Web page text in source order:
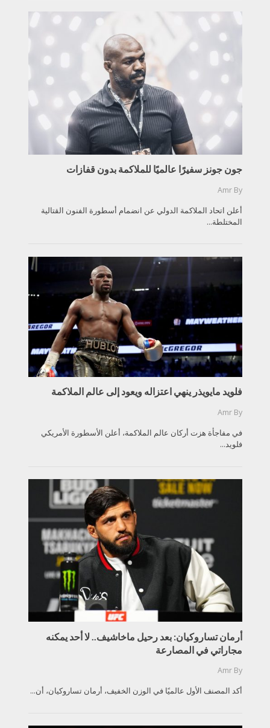
جون جونز سفيرًا عالميًا للملاكمة بدون قفازات
By
Amr
أعلن اتحاد الملاكمة الدولي عن انضمام أسطورة الفنون القتالية
المختلطة...
فلويد مايويذر ينهي اعتزاله ويعود إلى عالم الملاكمة
By
Amr
في مفاجأة هزت أركان عالم الملاكمة، أعلن الأسطورة الأمريكي
فلويد...
أرمان تساروكيان: بعد رحيل ماخاشيف.. لا أحد يمكنه
مجاراتي في المصارعة
By
Amr
أكد المصنف الأول عالميًا في الوزن الخفيف، أرمان تساروكيان، أن...